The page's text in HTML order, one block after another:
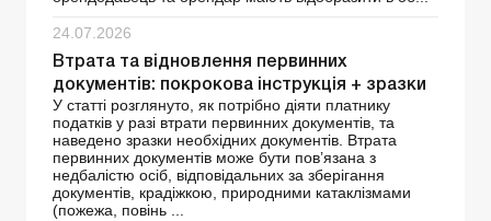
24.07.2026
Втрата та відновлення первинних
документів: покрокова інструкція + зразки
У статті розглянуто, як потрібно діяти платнику
податків у разі втрати первинних документів, та
наведено зразки необхідних документів. Втрата
первинних документів може бути пов’язана з
недбалістю осіб, відповідальних за зберігання
документів, крадіжкою, природними катаклізмами
(пожежа, повінь ...